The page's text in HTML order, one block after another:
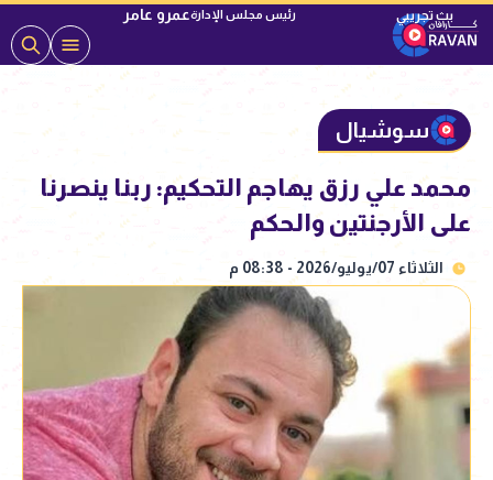
رئيس مجلس الإدارةعمرو عامر
سوشيال
محمد علي رزق يهاجم التحكيم: ربنا ينصرنا
على الأرجنتين والحكم
الثلاثاء 07/يوليو/2026 - 08:38 م